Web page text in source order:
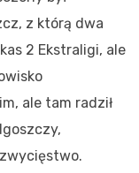
z którą dwa
2 Ekstraligi, ale
ale tam radził